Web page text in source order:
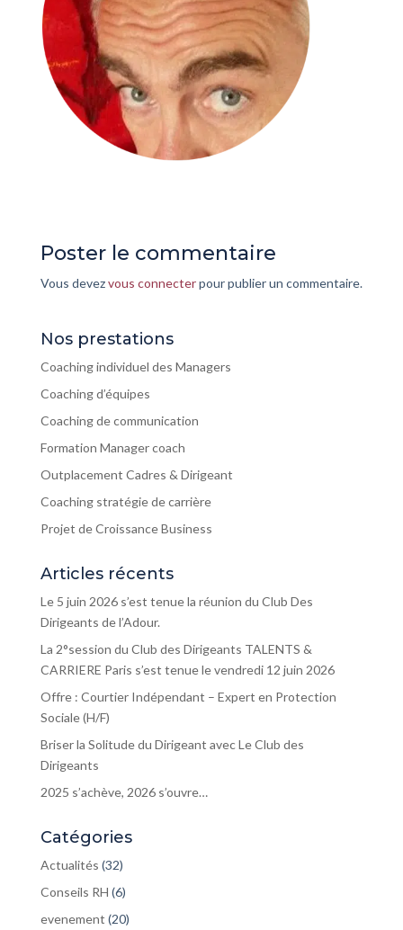
Poster le commentaire
Vous devezvous connecterpour publier un commentaire.
Nos prestations
Coaching individuel des Managers
Coaching d’équipes
Coaching de communication
Formation Manager coach
Outplacement Cadres & Dirigeant
Coaching stratégie de carrière
Projet de Croissance Business
Articles récents
Le 5 juin 2026 s’est tenue la réunion du Club Des
Dirigeants de l’Adour.
La 2°session du Club des Dirigeants TALENTS &
CARRIERE Paris s’est tenue le vendredi 12 juin 2026
Offre : Courtier Indépendant – Expert en Protection
Sociale (H/F)
Briser la Solitude du Dirigeant avec Le Club des
Dirigeants
2025 s’achève, 2026 s’ouvre…
Catégories
Actualités (32)
Conseils RH (6)
evenement (20)